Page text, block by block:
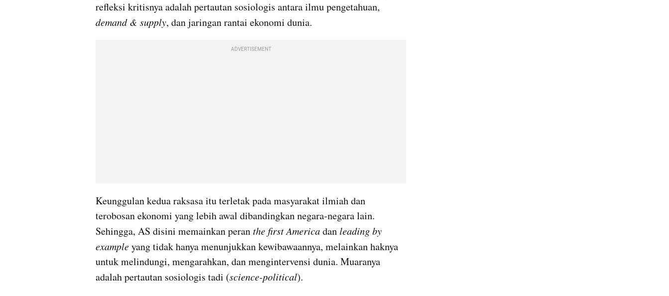
demand & supply, dan jaringan rantai ekonomi dunia.
ADVERTISEMENT
Keunggulan kedua raksasa itu terletak pada masyarakat ilmiah dan
terobosan ekonomi yang lebih awal dibandingkan negara-negara lain.
Sehingga, AS disini memainkan peran the first America dan leading by
example yang tidak hanya menunjukkan kewibawaannya, melainkan haknya
untuk melindungi, mengarahkan, dan mengintervensi dunia. Muaranya
adalah pertautan sosiologis tadi (science-political).